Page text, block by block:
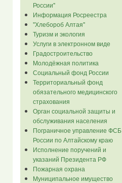
России"
Информация Росреестра
"Хлебороб Алтая"
Туризм и экология
Услуги в электронном виде
Градостроительство
Молодёжная политика
Социальный фонд России
Территориальный фонд
обязательного медицинского
страхования
Орган социальной защиты и
обслуживания населения
Пограничное управление ФСБ
России по Алтайскому краю
Исполнение поручений и
указаний Президента РФ
Пожарная охрана
Муниципальное имущество